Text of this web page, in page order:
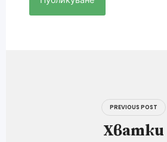
PREVIOUS POST
Хватки